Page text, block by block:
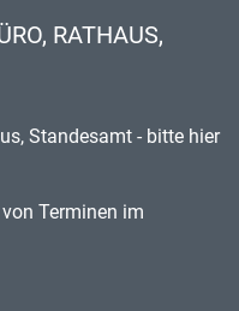
RATHAUS,
Standesamt - bitte hier
Terminen im